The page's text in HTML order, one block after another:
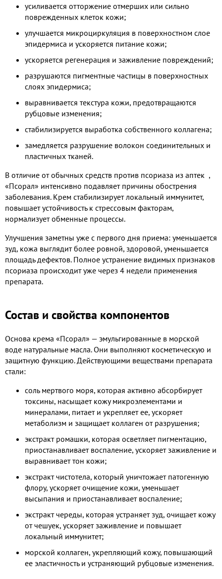
усиливается отторжение отмерших или сильно
поврежденных клеток кожи;
улучшается микроциркуляция в поверхностном слое
эпидермиса и ускоряется питание кожи;
ускоряется регенерация и заживление повреждений;
разрушаются пигментные частицы в поверхностных
слоях эпидермиса;
выравнивается текстура кожи, предотвращаются
рубцовые изменения;
стабилизируется выработка собственного коллагена;
замедляется разрушение волокон соединительных и
пластичных тканей.
В отличие от обычных средств против псориаза из аптек ​,
«Псорал» интенсивно подавляет причины обострения
заболевания. Крем стабилизирует локальный иммунитет,
повышает устойчивость к стрессовым факторам,
нормализует обменные процессы.
Улучшения заметны уже с первого дня приема: уменьшается
зуд, кожа выглядит более ровной, здоровой, уменьшается
площадь дефектов. Полное устранение видимых признаков
псориаза происходит уже через 4 недели применения
препарата.
Состав и свойства компонентов
Основа крема «Псорал» — эмульгированные в морской
воде натуральные масла. Они выполняют косметическую и
защитную функцию. Действующими веществами препарата
стали:
соль мертвого моря, которая активно абсорбирует
токсины, насыщает кожу микроэлементами и
минералами, питает и укрепляет ее, ускоряет
метаболизм и защищает коллаген от разрушения;
экстракт ромашки, которая осветляет пигментацию,
приостанавливает воспаление, ускоряет заживление и
выравнивает тон кожи;
экстракт чистотела, который уничтожает патогенную
флору, ускоряет очищение кожи, уменьшает
высыпания и приостанавливает воспаление;
экстракт череды, которая устраняет зуд, очищает кожу
от чешуек, ускоряет заживление и повышает
локальный иммунитет;
морской коллаген, укрепляющий кожу, повышающий
ее эластичность и устраняющий рубцовые изменения.